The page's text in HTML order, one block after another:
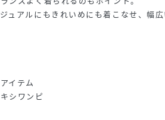
ュアルにもきれいめにも着こなせ、幅広
イテム
シワンピ